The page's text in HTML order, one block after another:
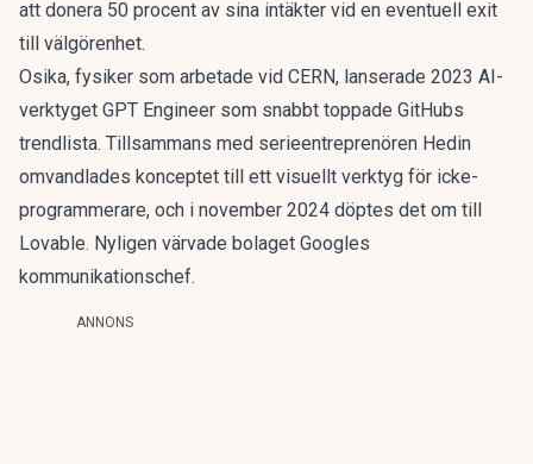
att donera 50 procent av sina intäkter vid en eventuell exit
till välgörenhet.
Osika, fysiker som arbetade vid CERN, lanserade 2023 AI-
verktyget GPT Engineer som snabbt toppade GitHubs
trendlista. Tillsammans med serieentreprenören Hedin
omvandlades konceptet till ett visuellt verktyg för icke-
programmerare, och i november 2024 döptes det om till
Lovable. Nyligen värvade bolaget Googles
kommunikationschef.
ANNONS